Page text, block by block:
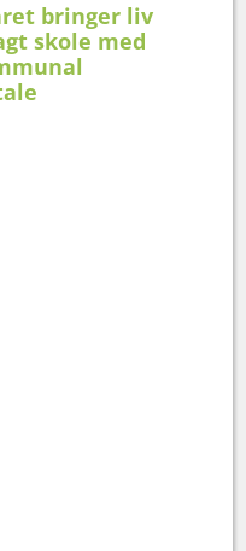
bringer liv
skole med